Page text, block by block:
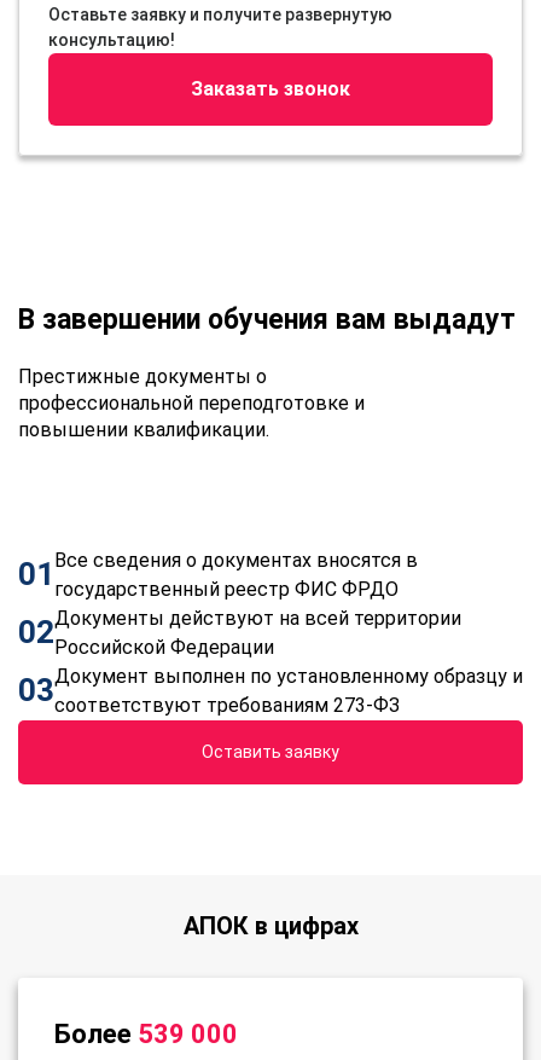
Оставьте заявку и получите развернутую
консультацию!
Заказать звонок
В завершении обучения вам выдадут
Престижные документы о
профессиональной переподготовке и
повышении квалификации.
01 Все сведения о документах вносятся в
государственный реестр ФИС ФРДО
02Документы действуют на всей территории
Российской Федерации
03Документ выполнен по установленному образцу и
соответствуют требованиям 273-ФЗ
Оставить заявку
АПОК в цифрах
Более 539 000